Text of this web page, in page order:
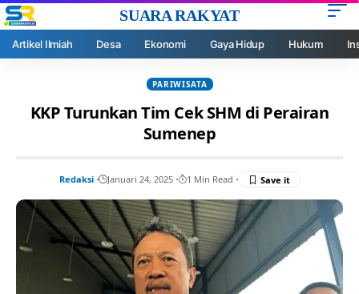
SUARA RAKYAT
Artikel Ilmiah Desa Ekonomi Gaya Hidup Hukum
PARIWISATA
KKP Turunkan Tim Cek SHM di Perairan
Sumenep
Redaksi Januari 24, 2025 1 Min Read